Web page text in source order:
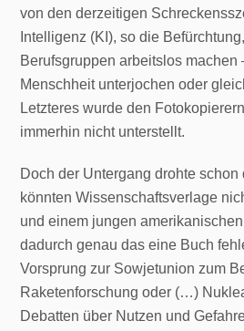
von den derzeitigen
Intelligenz (KI), so die
Berufsgruppen arbeitslos
Menschheit unterjochen oder
Letzteres wurde den
immerhin nicht unterstellt.
Doch der Untergang drohte
könnten Wissenschaftsverlage
und einem jungen
dadurch genau das eine Buch
Vorsprung zur Sowjetunion zum
Raketenforschung oder (…)
Debatten über Nutzen und